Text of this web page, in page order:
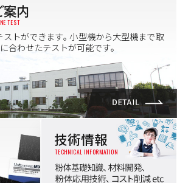
内
TEST
トができます｡ 小型機から大型機まで取
合わせたテストが可能です｡
技術情報
TECHNICAL INFORMATION